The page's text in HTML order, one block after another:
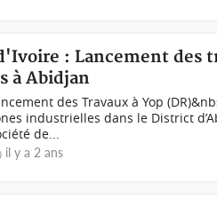
: Lancement des
à Abidjan
des Travaux à Yop
industrielles dans le District
de...
il y a 2 ans